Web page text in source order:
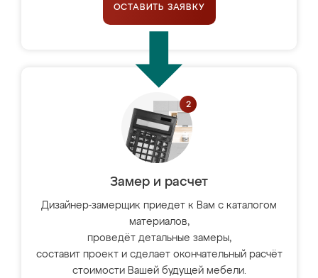
ОСТАВИТЬ ЗАЯВКУ
Замер и расчет
Дизайнер-замерщик приедет к Вам с каталогом
материалов,
проведёт детальные замеры,
составит проект и сделает окончательный расчёт
стоимости Вашей будущей мебели.